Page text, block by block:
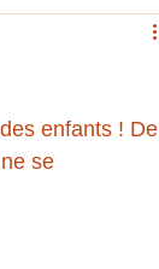
enfants ! De
se